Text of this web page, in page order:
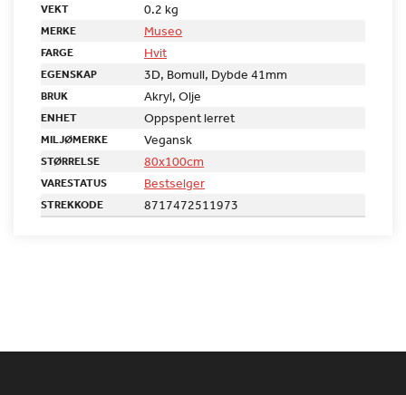
VEKT 0.2 kg
MERKE Museo
FARGE Hvit
EGENSKAP 3D, Bomull, Dybde 41mm
BRUK Akryl, Olje
ENHET Oppspent lerret
MILJØMERKE Vegansk
STØRRELSE 80x100cm
VARESTATUS Bestselger
STREKKODE 8717472511973